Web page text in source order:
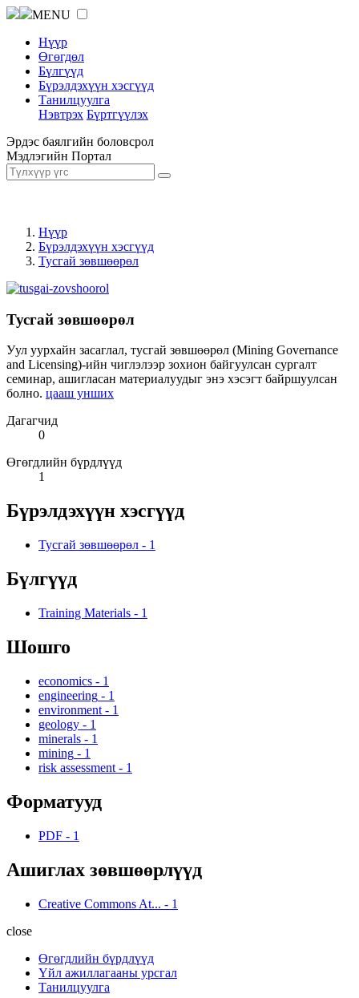
MENU
Нүүр
Өгөгдөл
Бүлгүүд
Бүрэлдэхүүн хэсгүүд
Танилцуулга
Нэвтрэх Бүртгүүлэх
Эрдэс баялгийн боловсрол
Мэдлэгийн Портал
Нүүр
Бүрэлдэхүүн хэсгүүд
Тусгай зөвшөөрөл
Тусгай зөвшөөрөл
Уул уурхайн засаглал, тусгай зөвшөөрөл (Mining Governance
and Licensing)-ийн чиглэлээр зохион байгуулсан сургалт
семинар, ашигласан материалуудыг энэ хэсэгт байршуулсан
болно. цааш унших
Дагагчид
0
Өгөгдлийн бүрдлүүд
1
Бүрэлдэхүүн хэсгүүд
Тусгай зөвшөөрөл - 1
Бүлгүүд
Training Materials - 1
Шошго
economics - 1
engineering - 1
environment - 1
geology - 1
minerals - 1
mining - 1
risk assessment - 1
Форматууд
PDF - 1
Ашиглах зөвшөөрлүүд
Creative Commons At... - 1
close
Өгөгдлийн бүрдлүүд
Үйл ажиллагааны урсгал
Танилцуулга